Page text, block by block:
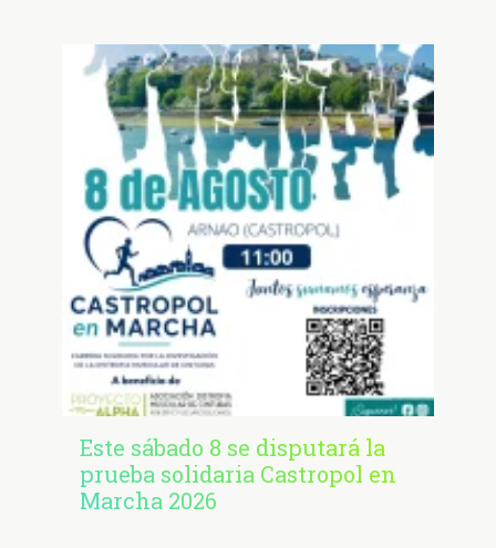
Este sábado 8 se disputará la
prueba solidaria Castropol en
Marcha 2026